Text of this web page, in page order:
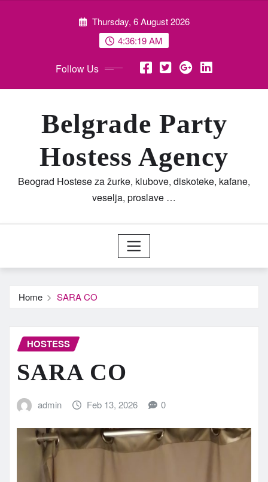
Thursday, 6 August 2026
4:36:22 AM
Follow Us
Belgrade Party
Hostess Agency
Beograd Hostese za žurke, klubove, diskoteke, kafane,
veselja, proslave …
Home SARA CO
HOSTESS
SARA CO
admin Feb 13, 2026 0